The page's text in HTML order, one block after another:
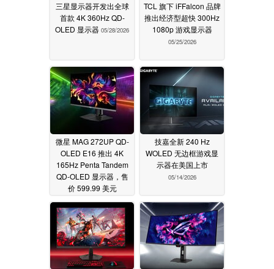
三星显示器开发出全球
首款 4K 360Hz QD-
OLED 显示器 05/28/2026
TCL 旗下 iFFalcon 品牌
推出经济型超快 300Hz
1080p 游戏显示器
05/25/2026
微星 MAG 272UP QD-
OLED E16 推出 4K
165Hz Penta Tandem
QD-OLED 显示器，售
价 599.99 美元
05/19/2026
技嘉全新 240 Hz
WOLED 无边框游戏显
示器在美国上市
05/14/2026